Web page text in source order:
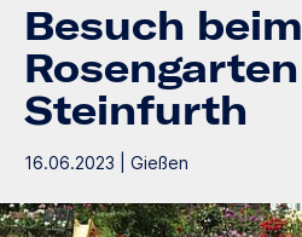
Besuch beim
Rosengarten
Steinfurth
16.06.2023 | Gießen